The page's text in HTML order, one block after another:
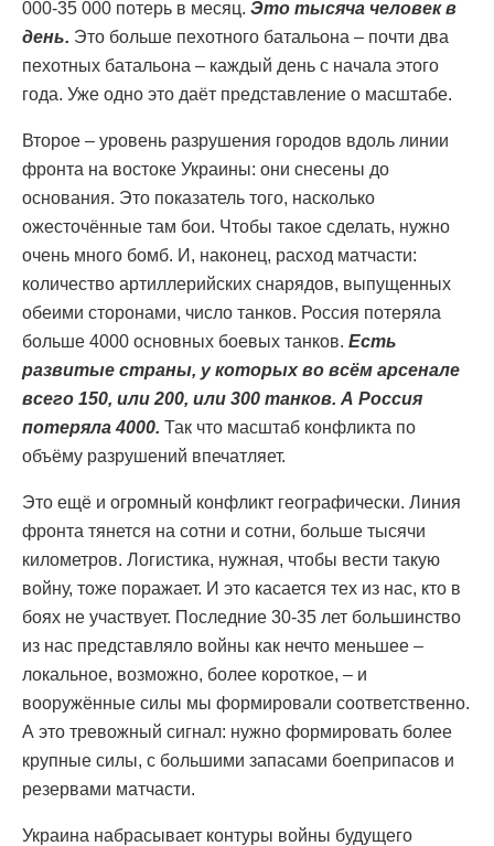
000-35 000 потерь в месяц. Это тысяча человек в
день. Это больше пехотного батальона – почти два
пехотных батальона – каждый день с начала этого
года. Уже одно это даёт представление о масштабе.
Второе – уровень разрушения городов вдоль линии
фронта на востоке Украины: они снесены до
основания. Это показатель того, насколько
ожесточённые там бои. Чтобы такое сделать, нужно
очень много бомб. И, наконец, расход матчасти:
количество артиллерийских снарядов, выпущенных
обеими сторонами, число танков. Россия потеряла
больше 4000 основных боевых танков. Есть
развитые страны, у которых во всём арсенале
всего 150, или 200, или 300 танков. А Россия
потеряла 4000. Так что масштаб конфликта по
объёму разрушений впечатляет.
Это ещё и огромный конфликт географически. Линия
фронта тянется на сотни и сотни, больше тысячи
километров. Логистика, нужная, чтобы вести такую
войну, тоже поражает. И это касается тех из нас, кто в
боях не участвует. Последние 30-35 лет большинство
из нас представляло войны как нечто меньшее –
локальное, возможно, более короткое, – и
вооружённые силы мы формировали соответственно.
А это тревожный сигнал: нужно формировать более
крупные силы, с большими запасами боеприпасов и
резервами матчасти.
Украина набрасывает контуры войны будущего